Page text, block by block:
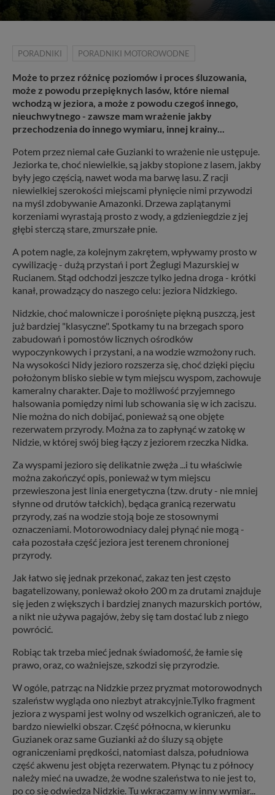
PORADNIKI PORADNIKI MOTOROWODNE
Może to przez różnicę poziomów i proces śluzowania,
może z powodu przepięknych lasów, które niemal
wchodzą w jeziora, a może z powodu czegoś innego,
nieuchwytnego - zawsze mam wrażenie jakby
przechodzenia do innego wymiaru, innej krainy...
Potem przez niemal całe Guzianki to wrażenie nie ustępuje.
Jeziorka te, choć niewielkie, są jakby stopione z lasem, jakby
były jego częścią, nawet woda ma barwę lasu. Z racji
niewielkiej szerokości miejscami płynięcie nimi przywodzi
na myśl zdobywanie Amazonki. Drzewa zaplątanymi
korzeniami wyrastają prosto z wody, a gdzieniegdzie z jej
głębi sterczą stare, zmurszałe pnie.
A potem nagle, za kolejnym zakrętem, wpływamy prosto w
cywilizację - dużą przystań i port Żeglugi Mazurskiej w
Rucianem. Stąd odchodzi jeszcze tylko jedna droga - krótki
kanał, prowadzący do naszego celu: jeziora Nidzkiego.
Nidzkie, choć malownicze i porośnięte piękną puszczą, jest
już bardziej "klasyczne". Spotkamy tu na brzegach sporo
zabudowań i pomostów licznych ośrodków
wypoczynkowych i przystani, a na wodzie wzmożony ruch.
Na wysokości Nidy jezioro rozszerza się, choć dzięki pięciu
położonym blisko siebie w tym miejscu wyspom, zachowuje
kameralny charakter. Daje to możliwość przyjemnego
halsowania pomiędzy nimi lub schowania się w ich zaciszu.
Nie można do nich dobijać, ponieważ są one objęte
rezerwatem przyrody. Można za to zapłynąć w zatokę w
Nidzie, w której swój bieg łączy z jeziorem rzeczka Nidka.
Za wyspami jezioro się delikatnie zwęża ...i tu właściwie
można zakończyć opis, ponieważ w tym miejscu
przewieszona jest linia energetyczna (tzw. druty - nie mniej
słynne od drutów tałckich), będąca granicą rezerwatu
przyrody, zaś na wodzie stoją boje ze stosownymi
oznaczeniami. Motorowodniacy dalej płynąć nie mogą -
cała pozostała część jeziora jest terenem chronionej
przyrody.
Jak łatwo się jednak przekonać, zakaz ten jest często
bagatelizowany, ponieważ około 200 m za drutami znajduje
się jeden z większych i bardziej znanych mazurskich portów,
a nikt nie używa pagajów, żeby się tam dostać lub z niego
powrócić.
Robiąc tak trzeba mieć jednak świadomość, że łamie się
prawo, oraz, co ważniejsze, szkodzi się przyrodzie.
W ogóle, patrząc na Nidzkie przez pryzmat motorowodnych
szaleństw wygląda ono niezbyt atrakcyjnie.Tylko fragment
jeziora z wyspami jest wolny od wszelkich ograniczeń, ale to
bardzo niewielki obszar. Część północna, w kierunku
Guzianek oraz same Guzianki aż do śluzy są objęte
ograniczeniami prędkości, natomiast dalsza, południowa
część akwenu jest objęta rezerwatem. Płynąc tu z północy
należy mieć na uwadze, że wodne szaleństwa to nie jest to,
po co się odwiedza Nidzkie. Tu wkraczamy w inny wymiar...